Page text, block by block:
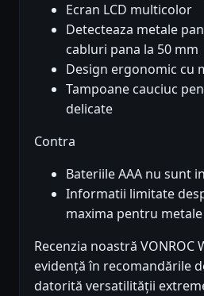
Ecran LCD multicolor
Detecteaza metale
cabluri pana la 50 mm
Design ergonomic cu
Tampoane cauciuc
delicate
Contra
Bateriile AAA nu sunt
Informatii limitate
maxima pentru
Recenzia noastră VONROC
evidență în recomandările
datorită versatilității